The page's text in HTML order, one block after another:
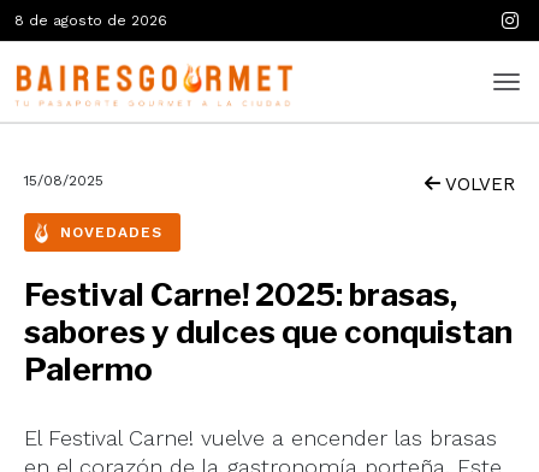
8 de agosto de 2026
15/08/2025 VOLVER
NOVEDADES
Festival Carne! 2025: brasas,
sabores y dulces que conquistan
Palermo
El Festival Carne! vuelve a encender las brasas
en el corazón de la gastronomía porteña. Este